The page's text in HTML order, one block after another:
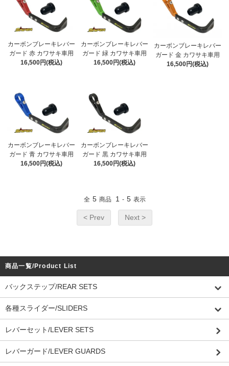
カーボンブレーキレバー
ガード 赤 カワサキ車用
16,500円(税込)
カーボンブレーキレバー
ガード 緑 カワサキ車用
16,500円(税込)
カーボンブレーキレバー
ガード 金 カワサキ車用
16,500円(税込)
カーボンブレーキレバー
ガード 青 カワサキ車用
16,500円(税込)
カーボンブレーキレバー
ガード 黒 カワサキ車用
16,500円(税込)
全 5 商品 1 - 5 表示
< Prev Next >
商品一覧/Product List
バックステップ/REAR SETS
各種スライダー/SLIDERS
レバーセット/LEVER SETS
レバーガード/LEVER GUARDS